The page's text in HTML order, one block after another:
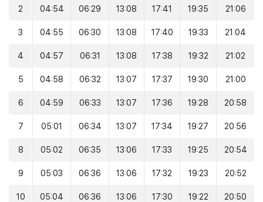
2 04:54 06:29 13:08 17:41 19:35 21:06
3 04:55 06:30 13:08 17:40 19:33 21:04
4 04:57 06:31 13:08 17:38 19:32 21:02
5 04:58 06:32 13:07 17:37 19:30 21:00
6 04:59 06:33 13:07 17:36 19:28 20:58
7 05:01 06:34 13:07 17:34 19:27 20:56
8 05:02 06:35 13:06 17:33 19:25 20:54
9 05:03 06:36 13:06 17:32 19:23 20:52
10 05:04 06:36 13:06 17:30 19:22 20:50